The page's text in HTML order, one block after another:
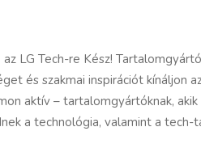
LG Tech-re Kész!
és szakmai inspirációt kínáljon
aktív – tartalomgyártóknak,
a technológia, valamint a tech-